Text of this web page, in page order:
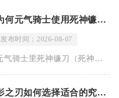
为何元气骑士使用死神镰刀会有血流
发布时间：2026-08-07
元气骑士里死神镰刀（死神之息）释放技能时出现流血特效，是武器固有机制导致，并非敌
影之刃如何选择适合的究极英雄角色